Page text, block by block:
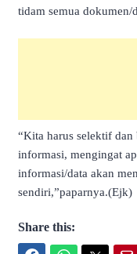
tidam semua
“Kita harus selektif
informasi, mengingat
informasi/data akan
sendiri,”paparnya.(Ejk)
Share this: